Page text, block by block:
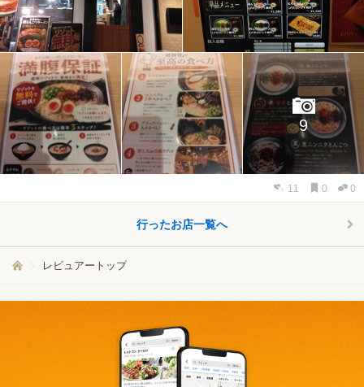
9
11 0 0
行ったお店一覧へ
レビュアートップ